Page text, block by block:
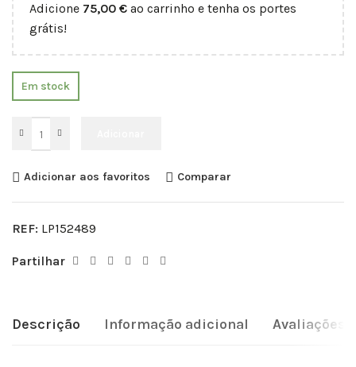
Adicione 75,00 € ao carrinho e tenha os portes
grátis!
Em stock
Adicionar aos favoritos Comparar
REF: LP152489
Partilhar
Descrição Informação adicional Avaliações